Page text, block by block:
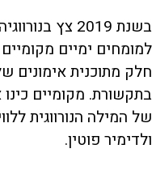
בשנת 2019 צץ
למומחים ימיים
חלק מתוכנית אימונים
בתקשורת. מקומיים כינו
של המילה הנורווגית
ולדימיר פוטין.